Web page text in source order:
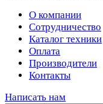
О компании
Сотрудничество
Каталог техники
Оплата
Производители
Контакты
Написать нам